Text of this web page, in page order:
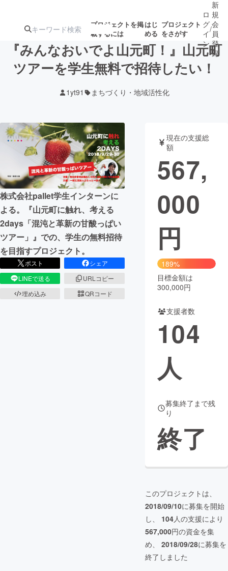
プロジェクトを掲
載するには
はじ
める
プロジェクト
をさがす
ターン
ジェクト
募集終了が近いプ
ロジェクト
アート・写真 音楽
テクノロジー・ガジェット ゲーム・サ
映像・映画
ビジネス・起業
まちづくり・地域活性化
CAMPFIRE for Social Good
CAMPFIRE Creation
CAMPFIREふるさと納税
コミュニティ
ロ
グ
イ
ン
/
新
規
会
員
登
録
『みんなおいでよ山元町！』山元町
ツアーを学生無料で招待したい！
1yt91 まちづくり・地域活性化
株式会社pallet学生インターンに
よる。『山元町に触れ、考える
2days「混沌と革新の甘酸っぱい
ツアー」』での、学生の無料招待
を目指すプロジェクト。
ポスト
シェア
LINEで送る
URLコピー
埋め込み
QRコード
現在の支援総
額
567,
000
円
189%
目標金額は
300,000円
支援者数
104
人
募集終了まで残
り
終了
このプロジェクトは、
2018/09/10に募集を開始
し、 104人の支援により
567,000円の資金を集
め、 2018/09/28に募集を
終了しました